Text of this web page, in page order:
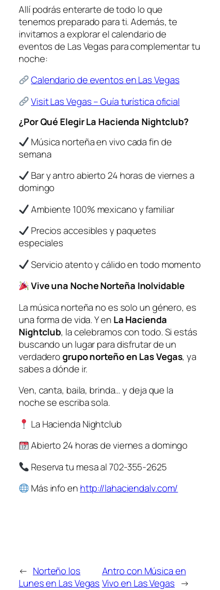
Allí podrás enterarte de todo lo que
tenemos preparado para ti. Además, te
invitamos a explorar el calendario de
eventos de Las Vegas para complementar tu
noche:
Calendario de eventos en Las Vegas
Visit Las Vegas – Guía turística oficial
¿Por Qué Elegir La Hacienda Nightclub?
Música norteña en vivo cada fin de
semana
Bar y antro abierto 24 horas de viernes a
domingo
Ambiente 100% mexicano y familiar
Precios accesibles y paquetes
especiales
Servicio atento y cálido en todo momento
Vive una Noche Norteña Inolvidable
La música norteña no es solo un género, es
una forma de vida. Y en La Hacienda
Nightclub, la celebramos con todo. Si estás
buscando un lugar para disfrutar de un
verdaderogrupo norteño en Las Vegas, ya
sabes a dónde ir.
Ven, canta, baila, brinda… y deja que la
noche se escriba sola.
La Hacienda Nightclub
Abierto 24 horas de viernes a domingo
Reserva tu mesa al 702-355-2625
Más info en http://lahaciendalv.com/
← Norteño los
Lunes en Las Vegas
Antro con Música en
Vivo en Las Vegas →